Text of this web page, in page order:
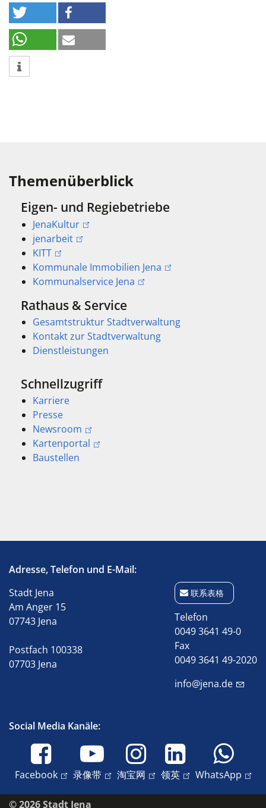
Themenüberblick
Eigen- und Regiebetriebe
JenaKultur
jenarbeit
KITT
Kommunale Immobilien Jena
Kommunalservice Jena
Rathaus & Service
Gesamtstruktur Stadtverwaltung
Kontakt zur Stadtverwaltung
Dienstleistungen
Schnellzugriff
Karriere
Presse
Newsroom
Kartenportal
Baustellen
Adresse, Telefon und E-Mail:
Stadt Jena
Am Anger 15
07743 Jena
Postfach 100338
07703 Jena
联系表格
Telefon
0049 3641 49-0
Fax
0049 3641 49-2020
info@jena.de
Social Media Kanäle:
Facebook 录像带 淘宝网 领英 WhatsApp
© 2026 Stadt Jena